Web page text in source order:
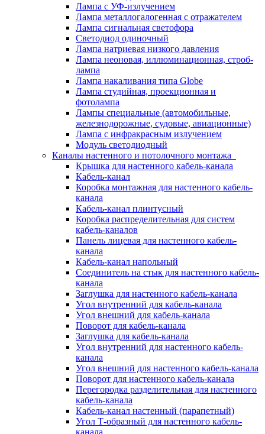
Лампа с УФ-излучением
Лампа металлогалогенная с отражателем
Лампа сигнальная светофора
Светодиод одиночный
Лампа натриевая низкого давления
Лампа неоновая, иллюминационная, строб-
лампа
Лампа накаливания типа Globe
Лампа студийная, проекционная и
фотолампа
Лампы специальные (автомобильные,
железнодорожные, судовые, авиационные)
Лампа с инфракрасным излучением
Модуль светодиодный
Каналы настенного и потолочного монтажа
Крышка для настенного кабель-канала
Кабель-канал
Коробка монтажная для настенного кабель-
канала
Кабель-канал плинтусный
Коробка распределительная для систем
кабель-каналов
Панель лицевая для настенного кабель-
канала
Кабель-канал напольный
Соединитель на стык для настенного кабель-
канала
Заглушка для настенного кабель-канала
Угол внутренний для кабель-канала
Угол внешний для кабель-канала
Поворот для кабель-канала
Заглушка для кабель-канала
Угол внутренний для настенного кабель-
канала
Угол внешний для настенного кабель-канала
Поворот для настенного кабель-канала
Перегородка разделительная для настенного
кабель-канала
Кабель-канал настенный (парапетный)
Угол Т-образный для настенного кабель-
канала